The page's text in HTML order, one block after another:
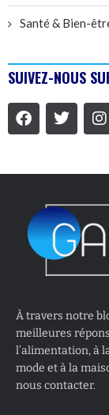
Santé & Bien-
SUIVEZ-NOUS
À travers notre
meilleures
l’alimentation, à
mode et à la
nous contacter.